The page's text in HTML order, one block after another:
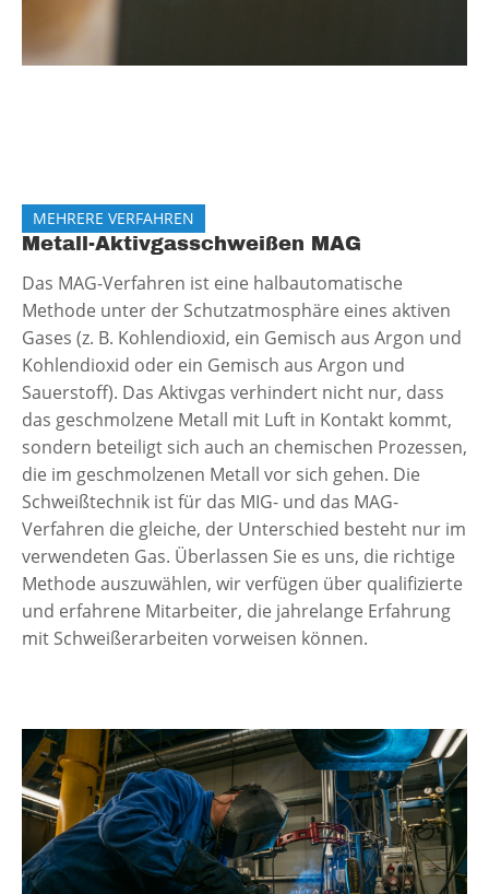
MEHRERE VERFAHREN
Metall-Aktivgasschweißen MAG
Das MAG-Verfahren ist eine halbautomatische
Methode unter der Schutzatmosphäre eines aktiven
Gases (z. B. Kohlendioxid, ein Gemisch aus Argon und
Kohlendioxid oder ein Gemisch aus Argon und
Sauerstoff). Das Aktivgas verhindert nicht nur, dass
das geschmolzene Metall mit Luft in Kontakt kommt,
sondern beteiligt sich auch an chemischen Prozessen,
die im geschmolzenen Metall vor sich gehen. Die
Schweißtechnik ist für das MIG- und das MAG-
Verfahren die gleiche, der Unterschied besteht nur im
verwendeten Gas. Überlassen Sie es uns, die richtige
Methode auszuwählen, wir verfügen über qualifizierte
und erfahrene Mitarbeiter, die jahrelange Erfahrung
mit Schweißerarbeiten vorweisen können.